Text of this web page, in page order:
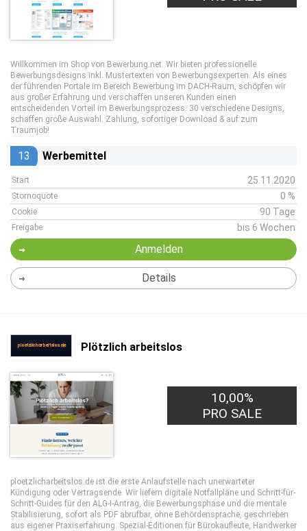
Willkommen im Shop von Bewerbung.net. Wir bieten professionelle
Bewerbungsdesigns inkl. Mustertexten von Bewerbungsexperten. Als eines
der führenden Portale im Bereich Bewerbung im DACH-Raum, schöpfen wir
aus großer Erfahrung und verschaffen unseren Kunden einen
entscheidenden Vorteil im Bewerbungsprozess. 30 verschiedene Designs,
schaffen große Auswahl. Zahlung, sofortiger Download & auf zum
Traumjob!
13 Werbemittel
Start 25.11.2020
Stornoquote 0 %
Cookie 90 Tage
Freigabe bis 6 Wochen
Anmelden
Details
Plötzlich arbeitslos
10,00%
PRO SALE
ploetzlicharbeitslos.de ist die erste Anlaufstelle nach unerwarteter
Kündigung oder Vertragsende. Wir liefern digitale Notfallpläne und Schritt-für-
Schritt-Guides für den ALG-I-Antrag, die Bewerbungsphase und die mentale
Stabilisierung, sofort als PDF abrufbar, ohne Behördensprache, geschrieben
aus eigener Praxiserfahrung. Spezial-Editionen für Bürokaufleute, Handwerker